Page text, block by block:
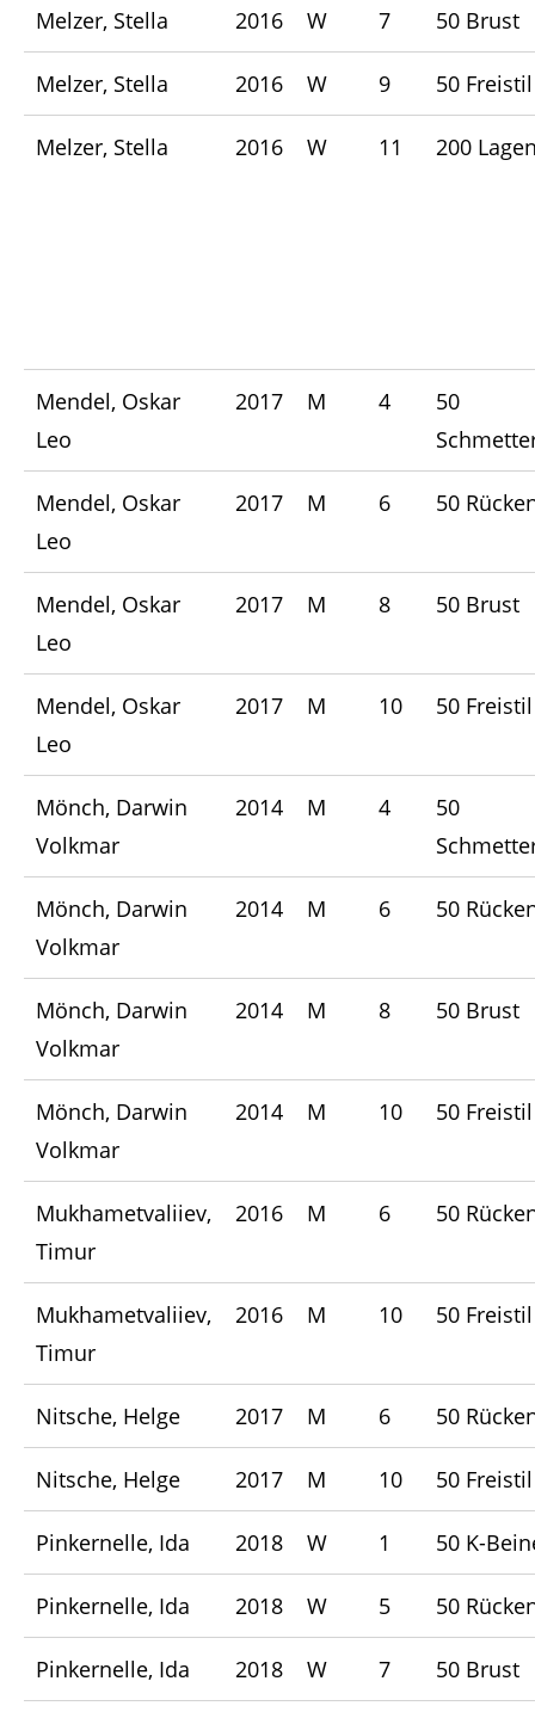
Melzer, Stella 2016 W 7 50 Brust
Melzer, Stella 2016 W 9 50 Freistil
Melzer, Stella 2016 W 11 200
Mendel, Oskar
Leo
2017 M 4
50
Mendel, Oskar
Leo
2017 M 6 50
Mendel, Oskar
Leo
2017 M 8 50 Brust
Mendel, Oskar
Leo
2017 M 10 50 Freistil
Mönch, Darwin
Volkmar
2014 M 4
50
Mönch, Darwin
Volkmar
2014 M 6 50
Mönch, Darwin
Volkmar
2014 M 8 50 Brust
Mönch, Darwin
Volkmar
2014 M 10 50 Freistil
Mukhametvaliiev,
Timur
2016 M 6 50
Mukhametvaliiev,
Timur
2016 M 10 50 Freistil
Nitsche, Helge 2017 M 6 50
Nitsche, Helge 2017 M 10 50 Freistil
Pinkernelle, Ida 2018 W 1 50 K-
Pinkernelle, Ida 2018 W 5 50
Pinkernelle, Ida 2018 W 7 50 Brust